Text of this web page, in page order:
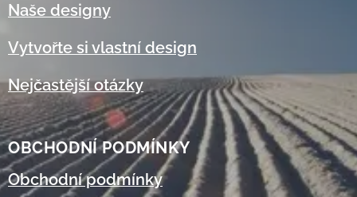
Naše designy
Vytvořte si vlastní design
Nejčastější otázky
OBCHODNÍPODMÍNKY
Obchodní podmínky